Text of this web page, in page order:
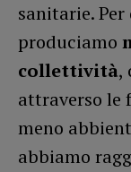
sanitarie.
produciamo
collettività,
attraverso le
meno
abbiamo